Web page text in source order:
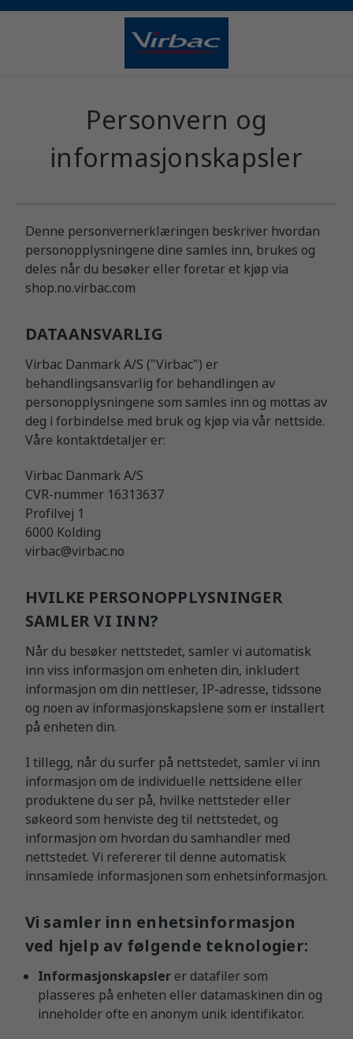
Personvern og
informasjonskapsler
Denne personvernerklæringen beskriver hvordan
personopplysningene dine samles inn, brukes og
deles når du besøker eller foretar et kjøp via
shop.no.virbac.com
DATAANSVARLIG
Virbac Danmark A/S ("Virbac") er
behandlingsansvarlig for behandlingen av
personopplysningene som samles inn og mottas av
deg i forbindelse med bruk og kjøp via vår nettside.
Våre kontaktdetaljer er:
Virbac Danmark A/S
CVR-nummer 16313637
Profilvej 1
6000 Kolding
virbac@virbac.no
HVILKE PERSONOPPLYSNINGER
SAMLER VI INN?
Når du besøker nettstedet, samler vi automatisk
inn viss informasjon om enheten din, inkludert
informasjon om din nettleser, IP-adresse, tidssone
og noen av informasjonskapslene som er installert
på enheten din.
I tillegg, når du surfer på nettstedet, samler vi inn
informasjon om de individuelle nettsidene eller
produktene du ser på, hvilke nettsteder eller
søkeord som henviste deg til nettstedet, og
informasjon om hvordan du samhandler med
nettstedet. Vi refererer til denne automatisk
innsamlede informasjonen som enhetsinformasjon.
Vi samler inn enhetsinformasjon
ved hjelp av følgende teknologier:
Informasjonskapslerer datafiler som
plasseres på enheten eller datamaskinen din og
inneholder ofte en anonym unik identifikator.